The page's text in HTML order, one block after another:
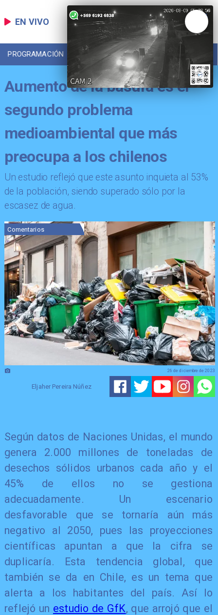
EN VIVO
PROGRAMACIÓN LOCAL DEPORTES
Aumento de la basura es el
segundo problema
medioambiental que más
preocupa a los chilenos
Un estudio reflejó que este asunto inquieta al 53%
de la población, siendo superado sólo por la
escasez de agua.
Comentarios
Eljaher Pereira Núñez
26 de diciembre de 2023
​Según datos de Naciones Unidas, el mundo
genera 2.000 millones de toneladas de
desechos sólidos urbanos cada año y el
45% de ellos no se gestiona
adecuadamente. Un escenario
desfavorable que se tornaría aún más
negativo al 2050, pues las proyecciones
científicas apuntan a que la cifra se
duplicaría. Esta tendencia global, que
también se da en Chile, es un tema que
alerta a los habitantes del país. Así lo
reflejó un estudio de GfK, que arrojó que el